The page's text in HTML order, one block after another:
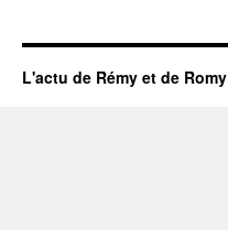
L'actu de Rémy et de Romy